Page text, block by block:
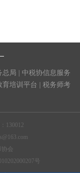
总局
中税协信息服务
育培训平台
税务师考
130012
协会
号